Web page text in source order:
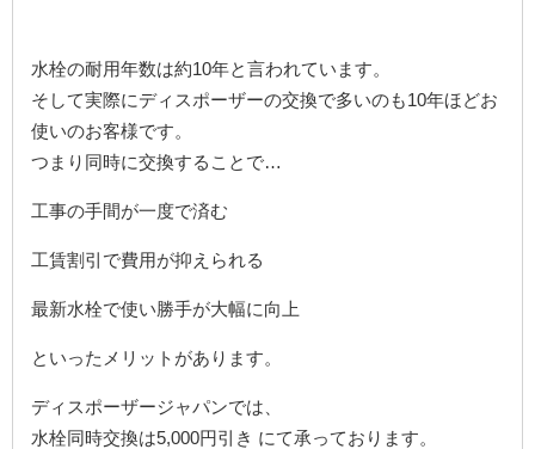
水栓の耐用年数は約10年と言われています。
そして実際にディスポーザーの交換で多いのも10年ほどお
使いのお客様です。
つまり同時に交換することで…
工事の手間が一度で済む
工賃割引で費用が抑えられる
最新水栓で使い勝手が大幅に向上
といったメリットがあります。
ディスポーザージャパンでは、
水栓同時交換は5,000円引き にて承っております。